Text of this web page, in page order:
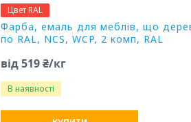
Цвет RAL
Фарба, емаль для меблів, що
по RAL, NCS, WCP, 2 комп, RAL
від 519 ₴/кг
В наявності